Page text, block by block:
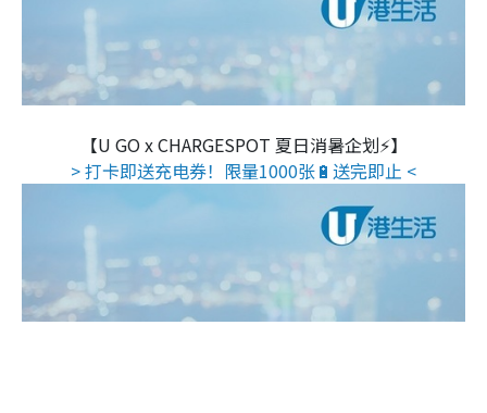
【U GO x CHARGESPOT 夏日消暑企划⚡】
> 打卡即送充电券！限量1000张🔋送完即止 <